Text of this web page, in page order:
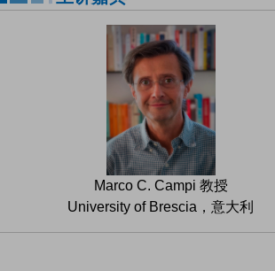
Marco C. Campi 教授
University of Brescia，意大利